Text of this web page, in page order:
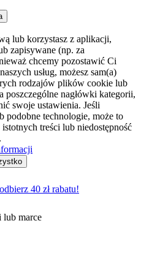
lub korzystasz z aplikacji,
zapisywane (np. za
chcemy pozostawić Ci
usług, możesz sam(a)
rodzajów plików cookie lub
nagłówki kategorii,
swoje ustawienia. Jeśli
podobne technologie, może to
treści lub niedostępność
40 zł rabatu!
lub marce